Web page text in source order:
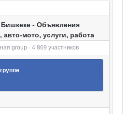
Бишкеке - Объявления
авто-мото, услуги, работа
group · 4 869 участников